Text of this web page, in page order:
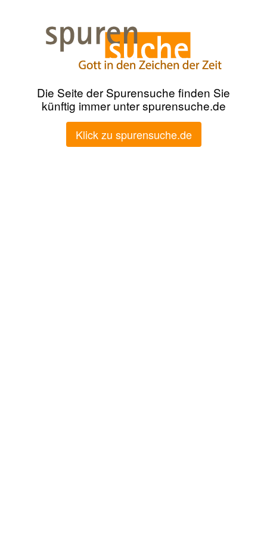
Die Seite der Spurensuche finden Sie
künftig immer unter spurensuche.de
Klick zu spurensuche.de